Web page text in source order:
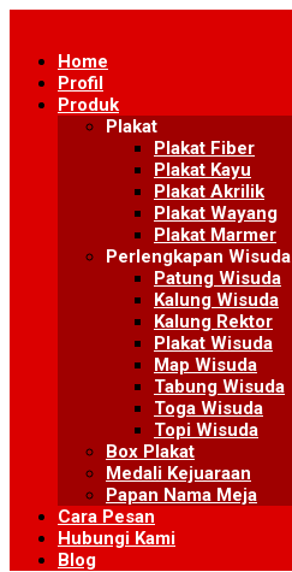
contentHome
Profil
Produk
Plakat
Plakat Fiber
Plakat Kayu
Plakat Akrilik
Plakat Wayang
Plakat Marmer
Perlengkapan Wisuda
Patung Wisuda
Kalung Wisuda
Kalung Rektor
Plakat Wisuda
Map Wisuda
Tabung Wisuda
Toga Wisuda
Topi Wisuda
Box Plakat
Medali Kejuaraan
Papan Nama Meja
Cara Pesan
Hubungi Kami
Blog